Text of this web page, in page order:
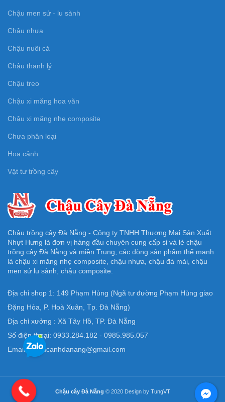
Chậu men sứ - lu sành
Chậu nhựa
Chậu nuôi cá
Chậu thanh lý
Chậu treo
Chậu xi măng hoa văn
Chậu xi măng nhẹ composite
Chưa phân loại
Hoa cảnh
Vật tư trồng cây
Chậu trồng cây Đà Nẵng - Công ty TNHH Thương Mại Sản Xuất
Nhựt Hưng là đơn vị hàng đầu chuyên cung cấp sỉ và lẻ chậu
trồng cây Đà Nẵng và miền Trung, các dòng sản phẩm thế mạnh
là chậu xi măng nhẹ composite, chậu nhựa, chậu đá mài, chậu
men sứ lu sành, chậu composite.
Địa chỉ shop 1: 149 Phạm Hùng (Ngã tư đường Phạm Hùng giao
Đặng Hòa, P. Hoà Xuân, Tp. Đà Nẵng)
Địa chỉ xưởng : Xã Tây Hồ, TP. Đà Nẵng
Số điện thoại: 0933.284.182 - 0985.985.057
Email: Chaucanhdanang@gmail.com
Chậu cây Đà Nẵng © 2020 Design by TungVT